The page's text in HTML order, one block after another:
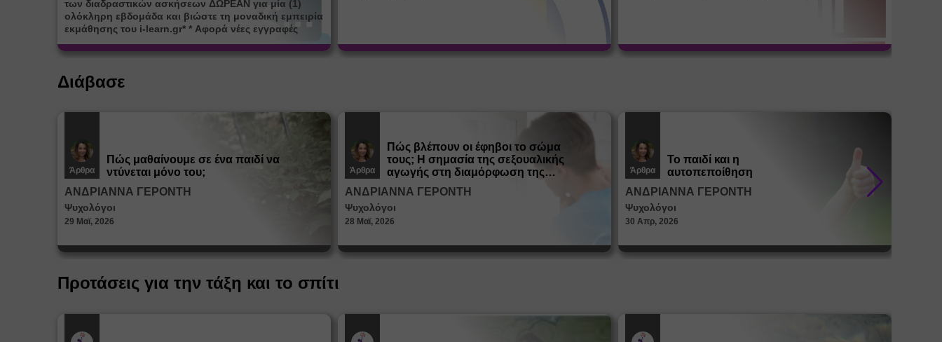
των διαδραστικών ασκήσεων ΔΩΡΕΑΝ για μία (1)
ολόκληρη εβδομάδα και βιώστε τη μοναδική εμπειρία
εκμάθησης του i-learn.gr* * Αφορά νέες εγγραφές
Διάβασε
Άρθρα
Πώς μαθαίνουμε σε ένα παιδί να
ντύνεται μόνο του;
ΑΝΔΡΙΑΝΝΑ ΓΕΡΟΝΤΗ
Ψυχολόγοι
29 Μαϊ, 2026
Άρθρα
Πώς βλέπουν οι έφηβοι το σώμα
τους; Η σημασία της σεξουαλικής
αγωγής στη διαμόρφωση της
ταυτότητας
ΑΝΔΡΙΑΝΝΑ ΓΕΡΟΝΤΗ
Ψυχολόγοι
28 Μαϊ, 2026
Άρθρα
Το παιδί και η
αυτοπεποίθηση
ΑΝΔΡΙΑΝΝΑ ΓΕΡΟΝΤΗ
Ψυχολόγοι
30 Απρ, 2026
Προτάσεις για την τάξη και το σπίτι